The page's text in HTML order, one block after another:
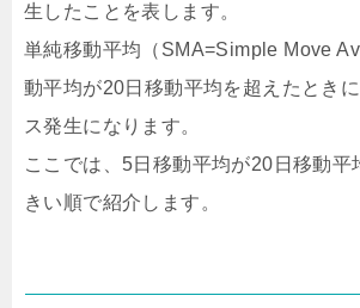
生したことを表します。
単純移動平均（SMA=Simple Move
動平均が20日移動平均を超えたとき
ス発生になります。
ここでは、5日移動平均が20日移動平
きい順で紹介します。